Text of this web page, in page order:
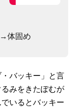
体固め
バッキー」と言
みをきたぽむが
いるとバッキー